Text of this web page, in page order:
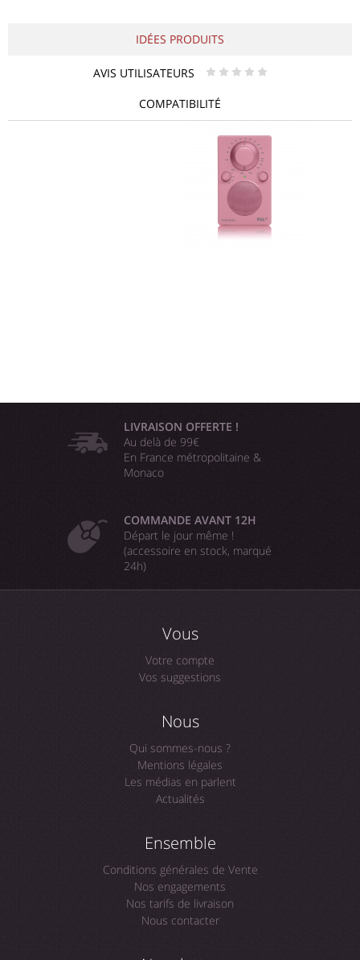
IDÉES PRODUITS
AVIS UTILISATEURS * * * * *
COMPATIBILITÉ
LIVRAISON OFFERTE !
Au delà de 99€
En France métropolitaine &
Monaco
COMMANDE AVANT 12H
Départ le jour même !
(accessoire en stock, marqué
24h)
Vous
Votre compte
Vos suggestions
Nous
Qui sommes-nous ?
Mentions légales
Les médias en parlent
Actualités
Ensemble
Conditions générales de Vente
Nos engagements
Nos tarifs de livraison
Nous contacter